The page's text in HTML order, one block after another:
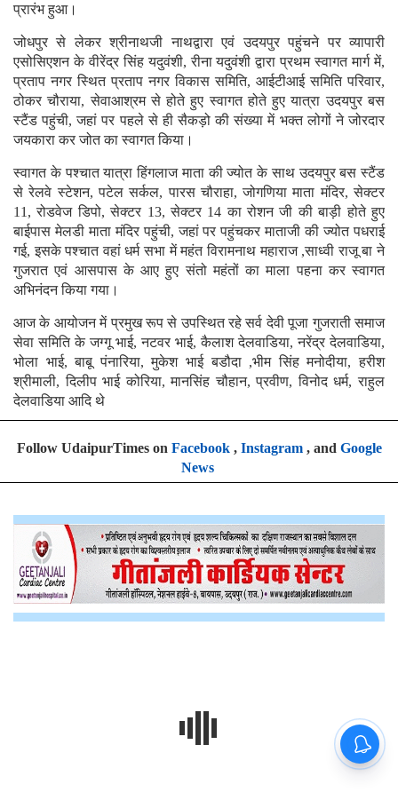
प्रारंभ हुआ।
जोधपुर से लेकर श्रीनाथजी नाथद्वारा एवं उदयपुर पहुंचने पर व्यापारी
एसोसिएशन के वीरेंद्र सिंह यदुवंशी, रीना यदुवंशी द्वारा प्रथम स्वागत मार्ग में,
प्रताप नगर स्थित प्रताप नगर विकास समिति, आईटीआई समिति परिवार,
ठोकर चौराया, सेवाआश्रम से होते हुए स्वागत होते हुए यात्रा उदयपुर बस
स्टैंड पहुंची, जहां पर पहले से ही सैकड़ो की संख्या में भक्त लोगों ने जोरदार
जयकारा कर जोत का स्वागत किया।
स्वागत के पश्चात यात्रा हिंगलाज माता की ज्योत के साथ उदयपुर बस स्टैंड
से रेलवे स्टेशन, पटेल सर्कल, पारस चौराहा, जोगणिया माता मंदिर, सेक्टर
11, रोडवेज डिपो, सेक्टर 13, सेक्टर 14 का रोशन जी की बाड़ी होते हुए
बाईपास मेलडी माता मंदिर पहुंची, जहां पर पहुंचकर माताजी की ज्योत पधराई
गई, इसके पश्चात वहां धर्म सभा में महंत विरामनाथ महाराज ,साध्वी राजू बा ने
गुजरात एवं आसपास के आए हुए संतो महंतों का माला पहना कर स्वागत
अभिनंदन किया गया।
आज के आयोजन में प्रमुख रूप से उपस्थित रहे सर्व देवी पूजा गुजराती समाज
सेवा समिति के जग्गू भाई, नटवर भाई, कैलाश देलवाडिया, नरेंद्र देलवाडिया,
भोला भाई, बाबू पंनारिया, मुकेश भाई बडौदा ,भीम सिंह मनोदीया, हरीश
श्रीमाली, दिलीप भाई कोरिया, मानसिंह चौहान, प्रवीण, विनोद धर्म, राहुल
देलवाडिया आदि थे
Follow UdaipurTimes on Facebook, Instagram, and Google
News